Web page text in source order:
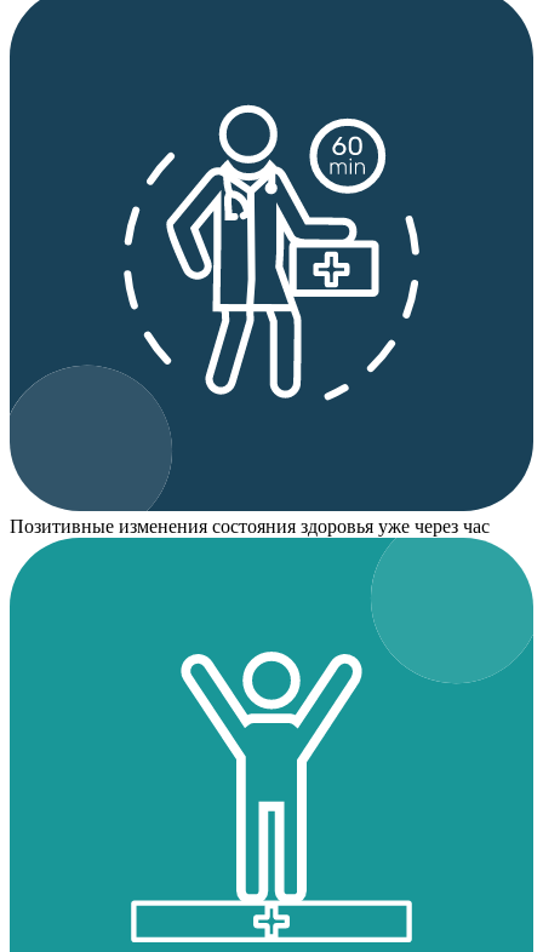
Позитивные изменения состояния здоровья уже через час